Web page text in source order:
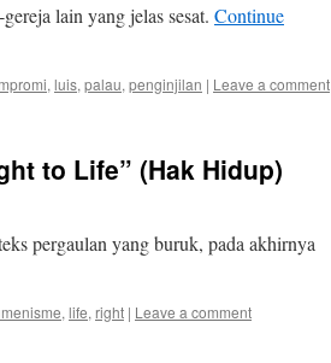
lain yang jelas sesat. Continue
, luis, palau, penginjilan | Leave a comment
to Life” (Hak Hidup)
pergaulan yang buruk, pada akhirnya
, life, right | Leave a comment